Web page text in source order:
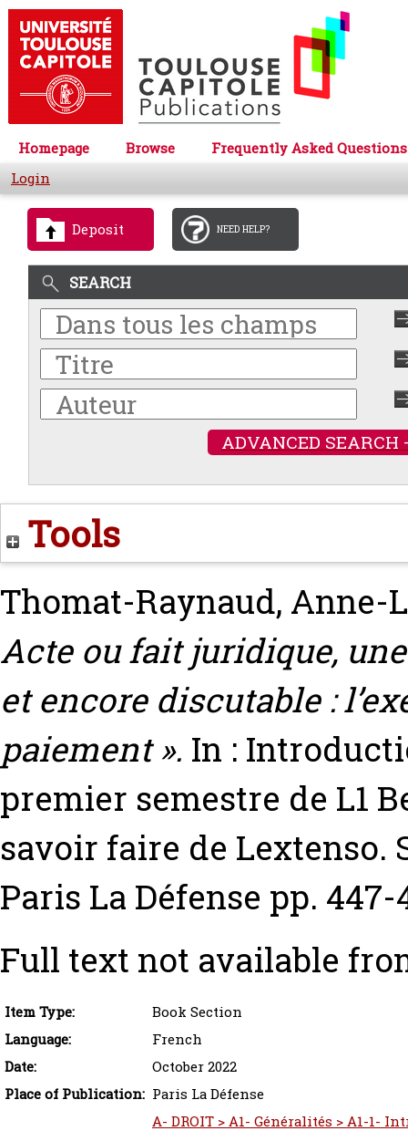
Homepage Browse
Frequently Asked Questions
Login
Deposit NEED HELP?
SEARCH
ADVANCED SEARCH
Tools
Thomat-Raynaud, Anne-
Acte ou fait juridique,
et encore discutable :
paiement ». In :
premier semestre de L1
savoir faire de Lextenso.
Paris La Défense pp. 447-
Full text not available
Item Type:
Book Section
Language:
French
Date:
October 2022
Place of Publication: Paris La Défense
A- DROIT > A1- Généralités > A1-1-